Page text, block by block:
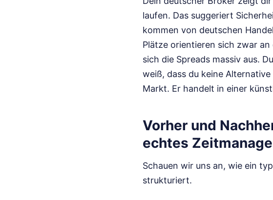
laufen. Das suggeriert
kommen von deutschen
Plätze orientieren sich zwar
sich die Spreads massiv aus.
weiß, dass du keine
Markt. Er handelt in einer
Vorher und
echtes
Schauen wir uns an, wie ein
strukturiert.